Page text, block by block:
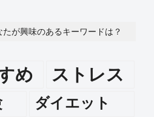
が興味のあるキーワードは？
め ストレス
ダイエット